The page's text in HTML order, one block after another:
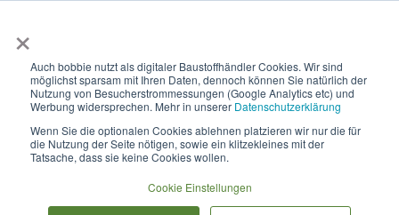
×
Auch bobbie nutzt als digitaler Baustoffhändler Cookies. Wir sind
möglichst sparsam mit Ihren Daten, dennoch können Sie natürlich der
Nutzung von Besucherstrommessungen (Google Analytics etc) und
Werbung widersprechen. Mehr in unserer Datenschutzerklärung
Wenn Sie die optionalen Cookies ablehnen platzieren wir nur die für
die Nutzung der Seite nötigen, sowie ein klitzekleines mit der
Tatsache, dass sie keine Cookies wollen.
Cookie Einstellungen
Sprossenleiter aus
Aluminium, einteilig, Vira
1х12